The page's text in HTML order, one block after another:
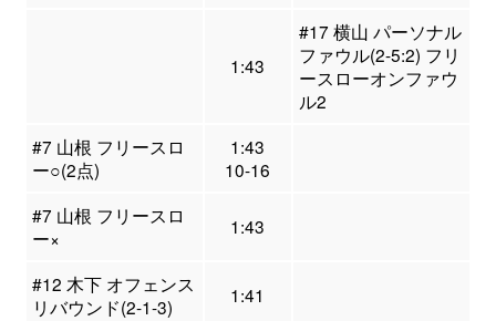
1:43
#17 横山 パーソナル
ファウル(2-5:2) フリ
ースローオンファウ
ル2
#7 山根 フリースロ
ー○(2点)
1:43
10-16
#7 山根 フリースロ
ー×
1:43
#12 木下 オフェンス
リバウンド(2-1-3)
1:41